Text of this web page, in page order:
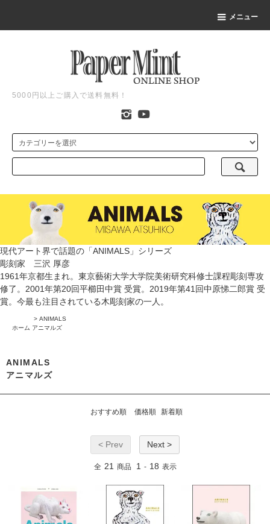
メニュー
5000円以上ご購入で送料無料！
現代アート界で話題の「ANIMALS」シリーズ
彫刻家 三沢 厚彦
1961年京都生まれ。東京藝術大学大学院美術研究科修士課程彫刻専攻
修了。2001年第20回平櫛田中賞 受賞。2019年第41回中原悌二郎賞 受
賞。今最も注目されている木彫刻家の一人。
ホーム
> ANIMALS
アニマルズ
ANIMALS
アニマルズ
おすすめ順 価格順 新着順
< Prev Next >
全 21 商品 1 - 18 表示